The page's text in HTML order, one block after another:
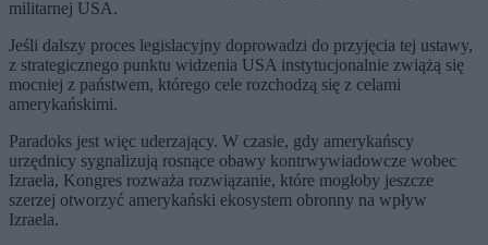
militarnej USA.
Jeśli dalszy proces legislacyjny doprowadzi do przyjęcia tej ustawy,
z strategicznego punktu widzenia USA instytucjonalnie zwiążą się
mocniej z państwem, którego cele rozchodzą się z celami
amerykańskimi.
Paradoks jest więc uderzający. W czasie, gdy amerykańscy
urzędnicy sygnalizują rosnące obawy kontrwywiadowcze wobec
Izraela, Kongres rozważa rozwiązanie, które mogłoby jeszcze
szerzej otworzyć amerykański ekosystem obronny na wpływ
Izraela.